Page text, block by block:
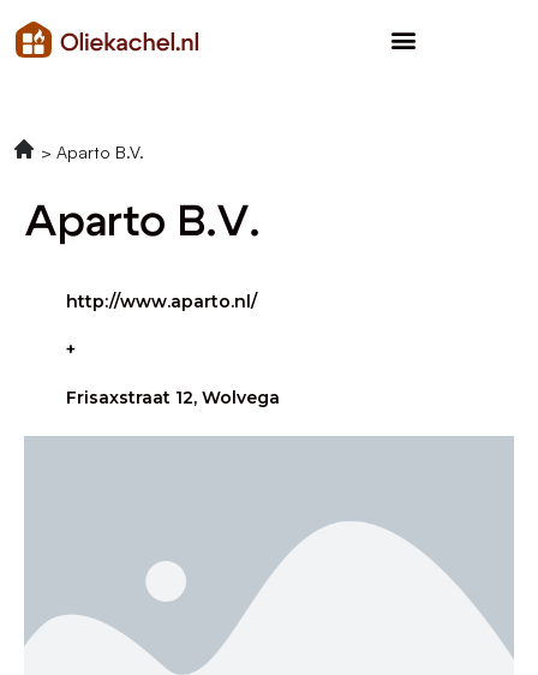
Aparto B.V.
Aparto B.V.
http://www.aparto.nl/
+
Frisaxstraat 12, Wolvega